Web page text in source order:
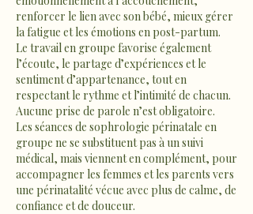
renforcer le lien avec son bébé, mieux gérer
la fatigue et les émotions en post-partum.
Le travail en groupe favorise également
l’écoute, le partage d’expériences et le
sentiment d’appartenance, tout en
respectant le rythme et l’intimité de chacun.
Aucune prise de parole n’est obligatoire.
Les séances de sophrologie périnatale en
groupe ne se substituent pas à un suivi
médical, mais viennent en complément, pour
accompagner les femmes et les parents vers
une périnatalité vécue avec plus de calme, de
confiance et de douceur.